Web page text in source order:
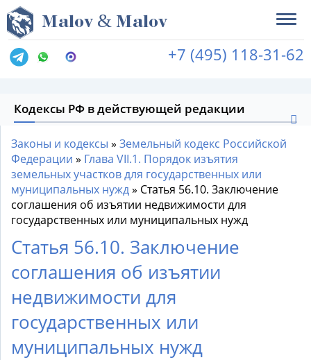
Malov & Malov
+7 (495) 118-31-62
Кодексы РФ в действующей редакции
Законы и кодексы » Земельный кодекс Российской
Федерации » Глава VII.1. Порядок изъятия
земельных участков для государственных или
муниципальных нужд» Статья 56.10. Заключение
соглашения об изъятии недвижимости для
государственных или муниципальных нужд
Статья 56.10. Заключение
соглашения об изъятии
недвижимости для
государственных или
муниципальных нужд